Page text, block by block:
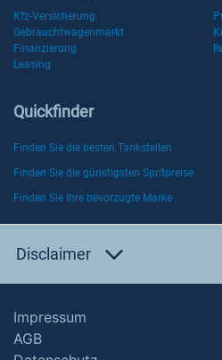
Kfz-Versicherung
Gebrauchtwagenmarkt
Finanzierung
Leasing
Quickfinder
Finden Sie die besten Tankstellen
Finden Sie die günstigsten Spritpreise
Finden Sie Ihre bevorzugte Marke
Disclaimer
Impressum
AGB